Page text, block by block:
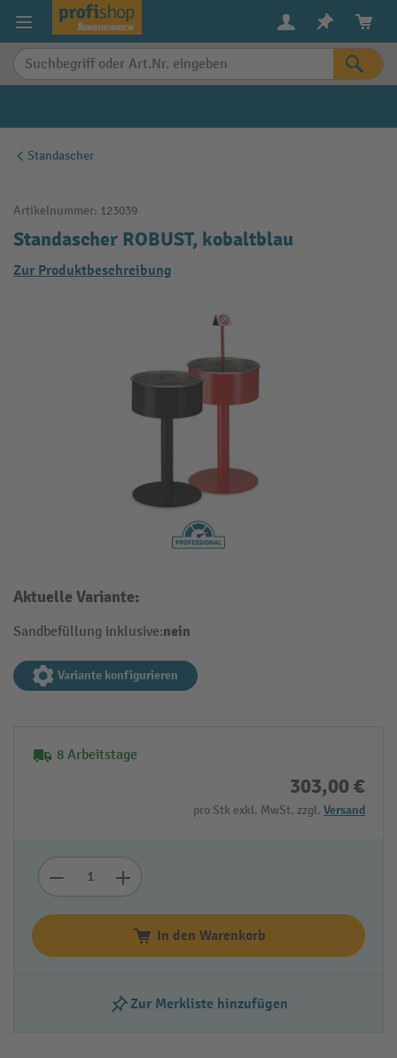
springen
Standascher
Artikelnummer: 123039
Standascher ROBUST, kobaltblau
Zur Produktbeschreibung
Aktuelle Variante:
Sandbefüllung inklusive:nein
Variante konfigurieren
8 Arbeitstage
303,00 €
pro Stk exkl. MwSt. zzgl. Versand
In den Warenkorb
Zur Merkliste hinzufügen